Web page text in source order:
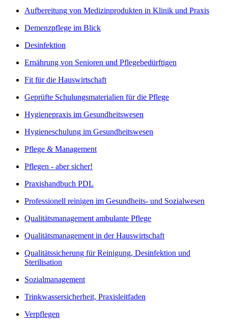
Aufbereitung von Medizinprodukten in Klinik und Praxis
Demenzpflege im Blick
Desinfektion
Ernährung von Senioren und Pflegebedürftigen
Fit für die Hauswirtschaft
Geprüfte Schulungsmaterialien für die Pflege
Hygienepraxis im Gesundheitswesen
Hygieneschulung im Gesundheitswesen
Pflege & Management
Pflegen - aber sicher!
Praxishandbuch PDL
Professionell reinigen im Gesundheits- und Sozialwesen
Qualitätsmanagement ambulante Pflege
Qualitätsmanagement in der Hauswirtschaft
Qualitätssicherung für Reinigung, Desinfektion und
Sterilisation
Sozialmanagement
Trinkwassersicherheit, Praxisleitfaden
Verpflegen